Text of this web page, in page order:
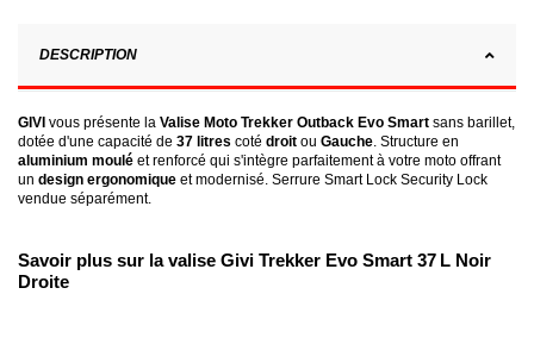
DESCRIPTION
GIVI vous présente la Valise Moto Trekker Outback Evo Smart sans barillet,
dotée d'une capacité de 37 litres coté droit ou Gauche . Structure en
aluminium moulé et renforcé qui s'intègre parfaitement à votre moto offrant
un design ergonomique et modernisé. Serrure Smart Lock Security Lock
vendue séparément.
Savoir plus sur la valise Givi Trekker Evo Smart 37 L Noir
Droite